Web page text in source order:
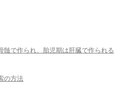
髄で作られ、胎児期は肝臓で作られる
の方法